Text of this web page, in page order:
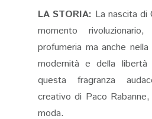
LA STORIA: La nascita di
momento
profumeria ma anche
modernità e della libertà
questa fragranza
creativo di Paco
moda.